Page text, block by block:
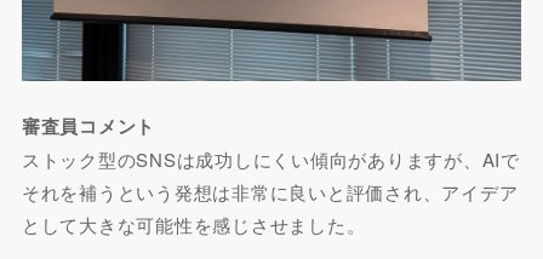
審査員コメント
ストック型のSNSは成功しにくい傾向がありますが、AIで
それを補うという発想は非常に良いと評価され、アイデア
として大きな可能性を感じさせました。